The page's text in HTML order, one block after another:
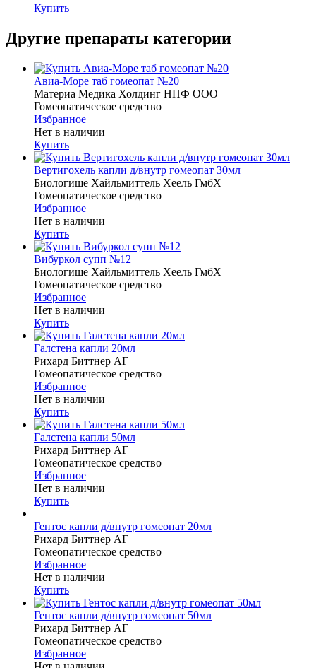
Купить
Другие препараты категории
Авиа-Море таб гомеопат №20
Материа Медика Холдинг НПФ ООО
Гомеопатическое средство
Избранное
Нет в наличии
Купить
Вертигохель капли д/внутр гомеопат 30мл
Биологише Хайльмиттель Хеель ГмбХ
Гомеопатическое средство
Избранное
Нет в наличии
Купить
Вибуркол супп №12
Биологише Хайльмиттель Хеель ГмбХ
Гомеопатическое средство
Избранное
Нет в наличии
Купить
Галстена капли 20мл
Рихард Биттнер АГ
Гомеопатическое средство
Избранное
Нет в наличии
Купить
Галстена капли 50мл
Рихард Биттнер АГ
Гомеопатическое средство
Избранное
Нет в наличии
Купить
Гентос капли д/внутр гомеопат 20мл
Рихард Биттнер АГ
Гомеопатическое средство
Избранное
Нет в наличии
Купить
Гентос капли д/внутр гомеопат 50мл
Рихард Биттнер АГ
Гомеопатическое средство
Избранное